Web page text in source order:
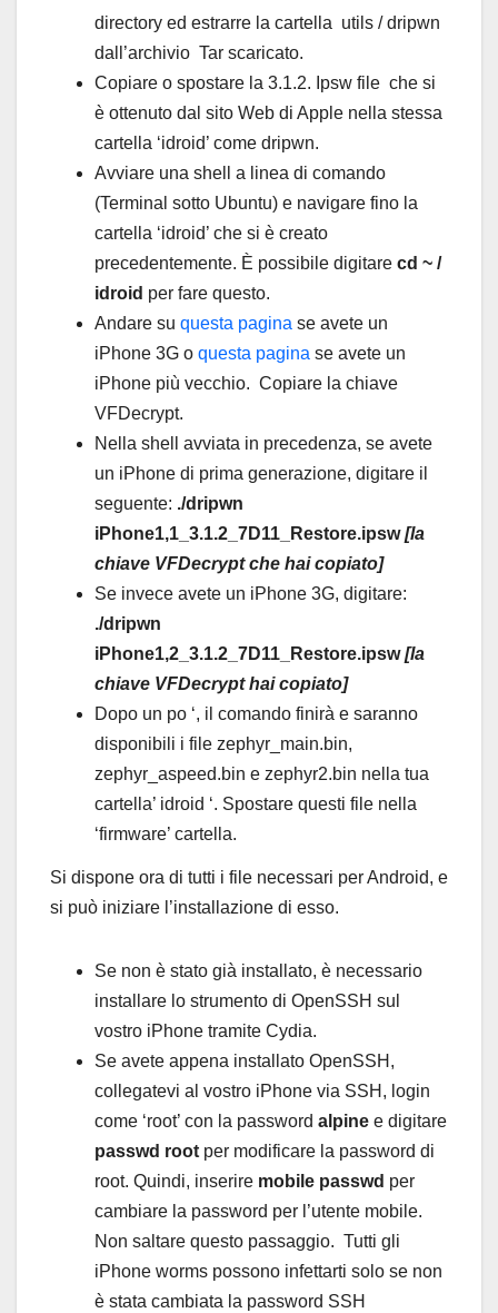
directory ed estrarre la cartella utils / dripwn
dall’archivio Tar scaricato.
Copiare o spostare la 3.1.2. Ipsw file che si
è ottenuto dal sito Web di Apple nella stessa
cartella ‘idroid’ come dripwn.
Avviare una shell a linea di comando
(Terminal sotto Ubuntu) e navigare fino la
cartella ‘idroid’ che si è creato
precedentemente. È possibile digitare cd ~ /
idroid per fare questo.
Andare su questa pagina se avete un
iPhone 3G o questa pagina se avete un
iPhone più vecchio. Copiare la chiave
VFDecrypt.
Nella shell avviata in precedenza, se avete
un iPhone di prima generazione, digitare il
seguente: ./dripwn
iPhone1,1_3.1.2_7D11_Restore.ipsw[la
chiave VFDecrypt che hai copiato]
Se invece avete un iPhone 3G, digitare:
./dripwn
iPhone1,2_3.1.2_7D11_Restore.ipsw[la
chiave VFDecrypt hai copiato]
Dopo un po ‘, il comando finirà e saranno
disponibili i file zephyr_main.bin,
zephyr_aspeed.bin e zephyr2.bin nella tua
cartella’ idroid ‘. Spostare questi file nella
‘firmware’ cartella.
Si dispone ora di tutti i file necessari per Android, e
si può iniziare l’installazione di esso.
Se non è stato già installato, è necessario
installare lo strumento di OpenSSH sul
vostro iPhone tramite Cydia.
Se avete appena installato OpenSSH,
collegatevi al vostro iPhone via SSH, login
come ‘root’ con la password alpine e digitare
passwd rootper modificare la password di
root. Quindi, inserire mobile passwd per
cambiare la password per l’utente mobile.
Non saltare questo passaggio. Tutti gli
iPhone worms possono infettarti solo se non
è stata cambiata la password SSH